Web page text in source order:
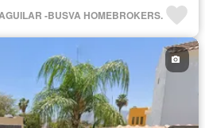
Cuarto de Limpieza
Sin amueblar
06/07/2026 en - ALEJANDRA AGUILAR -BUSVA HOMEBROKERS.